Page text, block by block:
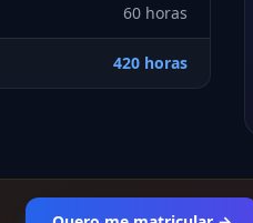
60 horas
420 horas